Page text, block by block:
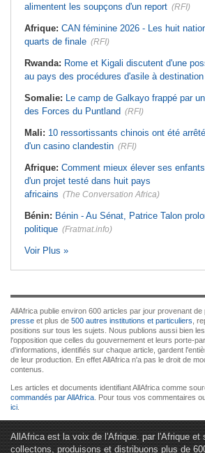
alimentent les soupçons d'un report (RFI)
Afrique: CAN féminine 2026 - Les huit
quarts de finale (RFI)
Rwanda: Rome et Kigali discutent d'une
au pays des procédures d'asile à
Somalie: Le camp de Galkayo frappé par
des Forces du Puntland (RFI)
Mali: 10 ressortissants chinois ont été
d'un casino clandestin (RFI)
Afrique: Comment mieux élever ses
d'un projet testé dans huit pays
africains (The Conversation Africa)
Bénin: Bénin - Au Sénat, Patrice Talon
politique (Fratmat.info)
Voir Plus »
AllAfrica publie environ 600 articles par jour provenant de
presse et plus de 500 autres institutions et particuliers ,
positions sur tous les sujets. Nous publions aussi bien
l'opposition que celles du gouvernement et leurs porte-
d'informations, identifiés sur chaque article, gardent
de leur production. En effet AllAfrica n'a pas le droit de
contenus.
Les articles et documents identifiant AllAfrica comme
commandés par AllAfrica . Pour tous vos commentaires
ici
AllAfrica est la voix de l'Afrique. par l'Afrique et
collectons, produisons et distribuons plus de